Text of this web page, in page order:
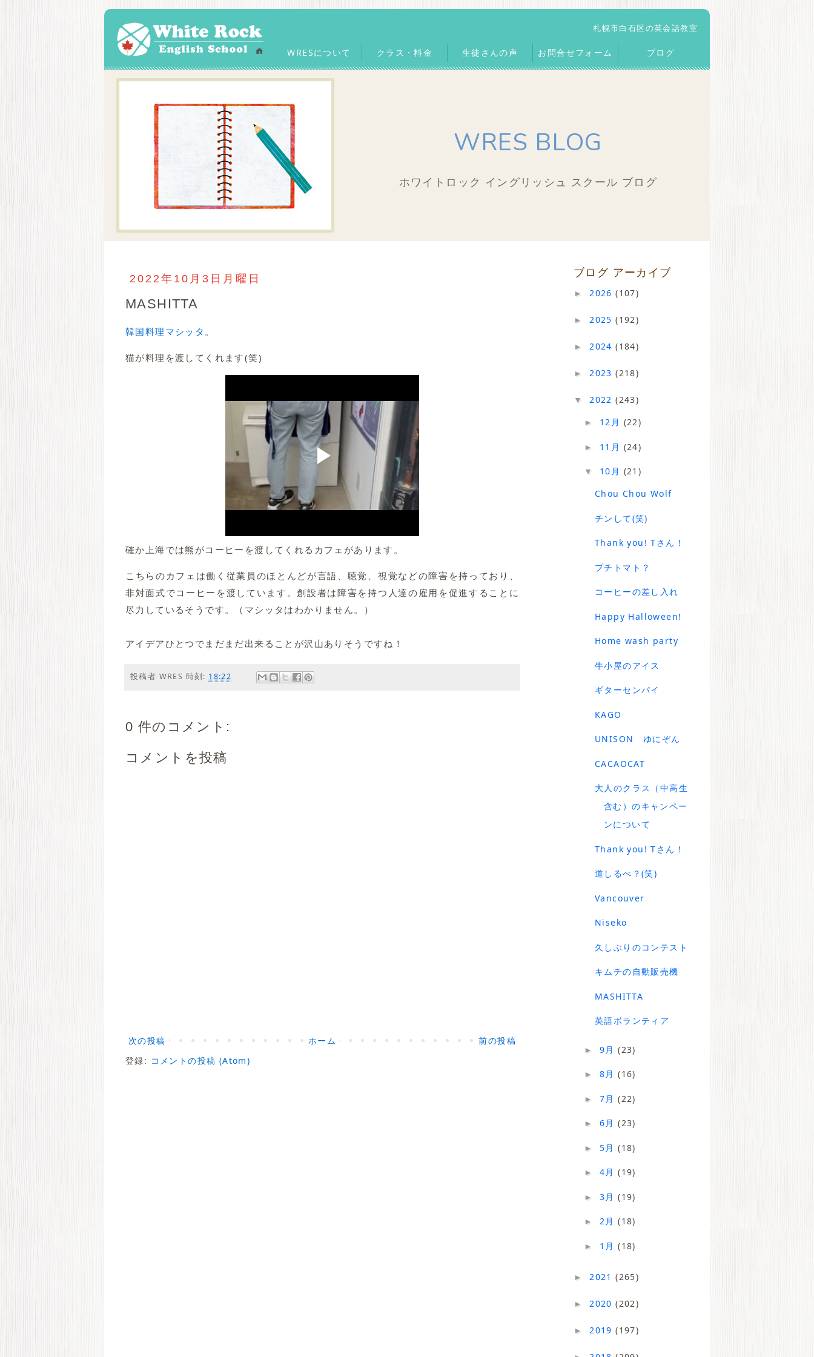
札幌市白石区の英会話教室
WRESについて クラス・料金 生徒さんの声 お問合せフォーム ブログ
WRES BLOG
ホワイトロック イングリッシュ スクール ブログ
2022年10月3日月曜日
MASHITTA
韓国料理マシッタ。
猫が料理を渡してくれます(笑)
確か上海では熊がコーヒーを渡してくれるカフェがあります。
こちらのカフェは働く従業員のほとんどが言語、聴覚、視覚などの障害を持っており、
非対面式でコーヒーを渡しています。創設者は障害を持つ人達の雇用を促進することに
尽力しているそうです。（マシッタはわかりません。）
アイデアひとつでまだまだ出来ることが沢山ありそうですね！
投稿者 WRES 時刻: 18:22
0 件のコメント:
コメントを投稿
次の投稿 前の投稿
ホーム
登録: コメントの投稿 (Atom)
ブログ アーカイブ
► 2026(107)
► 2025(192)
► 2024(184)
► 2023(218)
▼ 2022(243)
► 12月 (22)
► 11月 (24)
▼ 10月 (21)
Chou Chou Wolf
チンして(笑)
Thank you! Tさん！
プチトマト？
コーヒーの差し入れ
Happy Halloween!
Home wash party
牛小屋のアイス
ギターセンパイ
KAGO
UNISON ゆにぞん
CACAOCAT
大人のクラス（中高生
含む）のキャンペー
ンについて
Thank you! Tさん！
道しるべ？(笑)
Vancouver
Niseko
久しぶりのコンテスト
キムチの自動販売機
MASHITTA
英語ボランティア
► 9月(23)
► 8月(16)
► 7月(22)
► 6月(23)
► 5月(18)
► 4月(19)
► 3月(19)
► 2月(18)
► 1月(18)
► 2021(265)
► 2020(202)
► 2019(197)